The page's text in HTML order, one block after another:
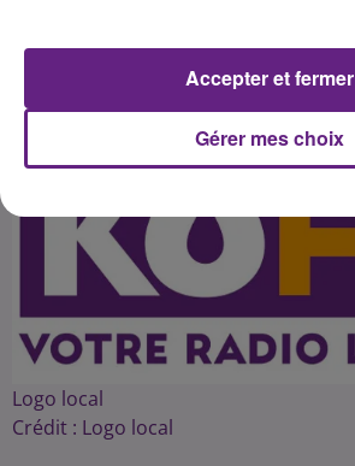
Publié : 2 février 2016 à 3h42 par 45
Logo local
Crédit : Logo local
Gérer mes choix
Accepter et fermer